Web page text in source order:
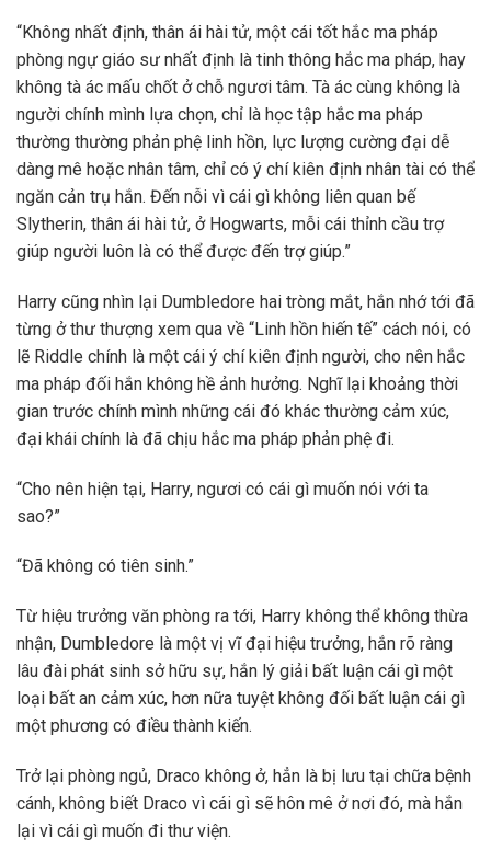
“Không nhất định, thân ái hài tử, một cái tốt hắc ma pháp
phòng ngự giáo sư nhất định là tinh thông hắc ma pháp, hay
không tà ác mấu chốt ở chỗ ngươi tâm. Tà ác cùng không là
người chính mình lựa chọn, chỉ là học tập hắc ma pháp
thường thường phản phệ linh hồn, lực lượng cường đại dễ
dàng mê hoặc nhân tâm, chỉ có ý chí kiên định nhân tài có thể
ngăn cản trụ hắn. Đến nỗi vì cái gì không liên quan bế
Slytherin, thân ái hài tử, ở Hogwarts, mỗi cái thỉnh cầu trợ
giúp người luôn là có thể được đến trợ giúp.”
Harry cũng nhìn lại Dumbledore hai tròng mắt, hắn nhớ tới đã
từng ở thư thượng xem qua về “Linh hồn hiến tế” cách nói, có
lẽ Riddle chính là một cái ý chí kiên định người, cho nên hắc
ma pháp đối hắn không hề ảnh hưởng. Nghĩ lại khoảng thời
gian trước chính mình những cái đó khác thường cảm xúc,
đại khái chính là đã chịu hắc ma pháp phản phệ đi.
“Cho nên hiện tại, Harry, ngươi có cái gì muốn nói với ta
sao?”
“Đã không có tiên sinh.”
Từ hiệu trưởng văn phòng ra tới, Harry không thể không thừa
nhận, Dumbledore là một vị vĩ đại hiệu trưởng, hắn rõ ràng
lâu đài phát sinh sở hữu sự, hắn lý giải bất luận cái gì một
loại bất an cảm xúc, hơn nữa tuyệt không đối bất luận cái gì
một phương có điều thành kiến.
Trở lại phòng ngủ, Draco không ở, hẳn là bị lưu tại chữa bệnh
cánh, không biết Draco vì cái gì sẽ hôn mê ở nơi đó, mà hắn
lại vì cái gì muốn đi thư viện.